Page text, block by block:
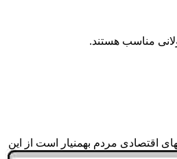
مناسب هستند.
اقتصادی مردم بهمنیار است از این